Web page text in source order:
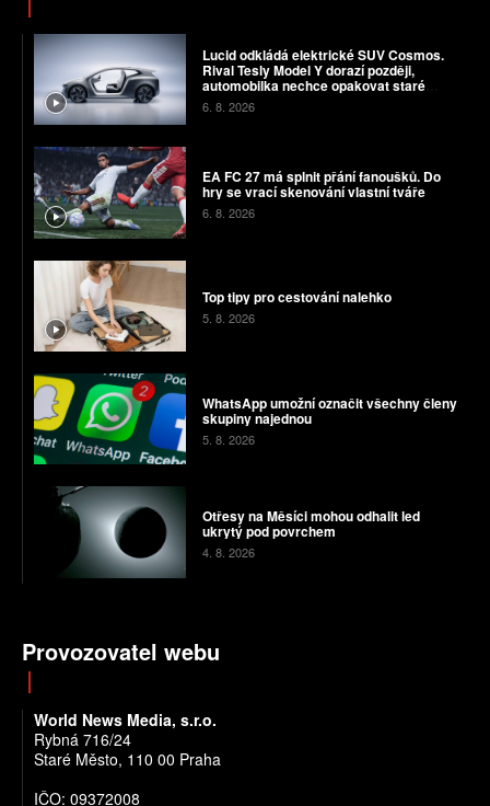
Lucid odkládá elektrické SUV Cosmos.
Rival Tesly Model Y dorazí později,
automobilka nechce opakovat staré
chyby
6. 8. 2026
EA FC 27 má splnit přání fanoušků. Do
hry se vrací skenování vlastní tváře
6. 8. 2026
Top tipy pro cestování nalehko
5. 8. 2026
WhatsApp umožní označit všechny členy
skupiny najednou
5. 8. 2026
Otřesy na Měsíci mohou odhalit led
ukrytý pod povrchem
4. 8. 2026
Provozovatel webu
World News Media, s.r.o.
Rybná 716/24
Staré Město, 110 00 Praha
IČO: 09372008